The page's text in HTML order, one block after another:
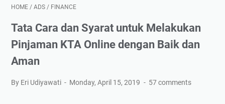
HOME / ADS / FINANCE
Tata Cara dan Syarat untuk Melakukan
Pinjaman KTA Online dengan Baik dan
Aman
By Eri Udiyawati Monday, April 15, 2019 57 comments